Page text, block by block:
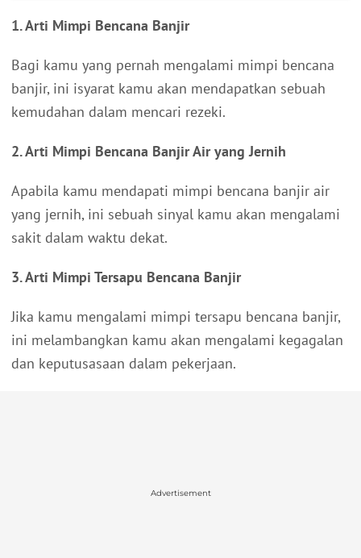
1. Arti Mimpi Bencana Banjir
Bagi kamu yang pernah mengalami mimpi bencana
banjir, ini isyarat kamu akan mendapatkan sebuah
kemudahan dalam mencari rezeki.
2. Arti Mimpi Bencana Banjir Air yang Jernih
Apabila kamu mendapati mimpi bencana banjir air
yang jernih, ini sebuah sinyal kamu akan mengalami
sakit dalam waktu dekat.
3. Arti Mimpi Tersapu Bencana Banjir
Jika kamu mengalami mimpi tersapu bencana banjir,
ini melambangkan kamu akan mengalami kegagalan
dan keputusasaan dalam pekerjaan.
Advertisement